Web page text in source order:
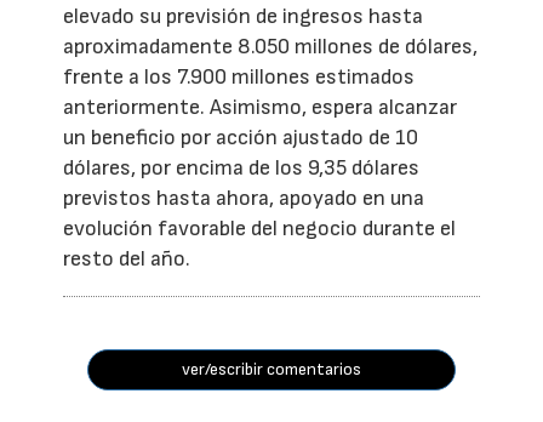
elevado su previsión de ingresos hasta
aproximadamente 8.050 millones de dólares,
frente a los 7.900 millones estimados
anteriormente. Asimismo, espera alcanzar
un beneficio por acción ajustado de 10
dólares, por encima de los 9,35 dólares
previstos hasta ahora, apoyado en una
evolución favorable del negocio durante el
resto del año.
ver/escribir comentarios